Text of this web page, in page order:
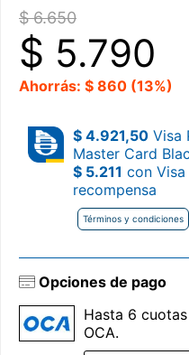
$ 6.650
$ 5.790
Ahorrás: $ 860 (13%)
$ 4.921,50 Visa
Master Card
$ 5.211 con
recompensa
Términos y condiciones
Opciones de pago
Hasta 6
OCA.